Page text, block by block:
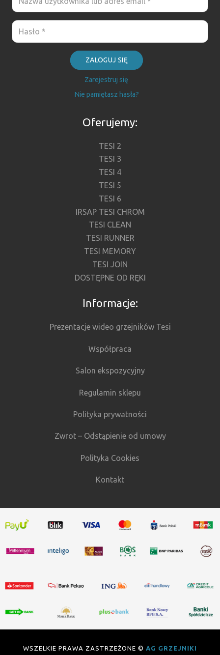
ZALOGUJ SIĘ
Zarejestruj się
Nie pamiętasz hasła?
Oferujemy:
TESI 2
TESI 3
TESI 4
TESI 5
TESI 6
IRSAP TESI CHROM
TESI CLEAN
TESI RUNNER
TESI MEMORY
TESI JOIN
DOSTĘPNE OD RĘKI
Informacje:
Prezentacje wideo grzejników Tesi
Współpraca
Salon ekspozycyjny
Regulamin sklepu
Polityka prywatności
Zwrot – Odstąpienie od umowy
Polityka Cookies
Kontakt
WSZELKIE PRAWA ZASTRZEŻONE © AG GRZEJNIKI